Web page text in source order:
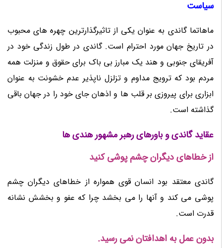
سیاست
ماهاتما گاندی به عنوان یکی از تاثیرگذارترین چهره های محبوب
در تاریخ جهان مورد احترام است. گاندی در طول زندگی خود در
آفریقای جنوبی و هند یک مبارز بی باک برای حقوق و منزلت همه
مردم بود که ترویج مداوم و تزلزل ناپذیر عدم خشونت به عنوان
ابزاری برای پیروزی بر قلب ها و اذهان جای خود را در جهان باقی
گذاشته است.
عقاید گاندی و باورهای رهبر مشهور هندی ها
از خطاهای دیگران چشم پوشی کنید
گاندی معتقد بود انسان قوی همواره از خطاهای دیگران چشم
پوشی می کند و آنها را می بخشد چرا که عفو و بخشش نشانه
قدرت است.
بدون عمل به اهدافتان نمی رسید.